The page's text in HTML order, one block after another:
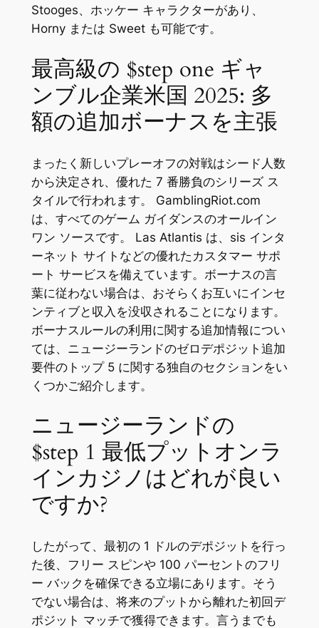
Stooges、ホッケー キャラクターがあり、
Horny または Sweet も可能です。
最高級の $step one ギャ
ンブル企業米国 2025: 多
額の追加ボーナスを主張
まったく新しいプレーオフの対戦はシード人数
から決定され、優れた 7 番勝負のシリーズ ス
タイルで行われます。 GamblingRiot.com
は、すべてのゲーム ガイダンスのオールイン
ワン ソースです。 Las Atlantis は、sis インタ
ーネット サイトなどの優れたカスタマー サポ
ート サービスを備えています。ボーナスの言
葉に従わない場合は、おそらくお互いにインセ
ンティブと収入を没収されることになります。
ボーナスルールの利用に関する追加情報につい
ては、ニュージーランドのゼロデポジット追加
要件のトップ 5 に関する独自のセクションをい
くつかご紹介します。
ニュージーランドの
$step 1 最低プットオンラ
インカジノはどれが良い
ですか?
したがって、最初の 1 ドルのデポジットを行っ
た後、フリー スピンや 100 パーセントのフリ
ー バックを確保できる立場にあります。そう
でない場合は、将来のプットから離れた初回デ
ポジット マッチで獲得できます。言うまでも